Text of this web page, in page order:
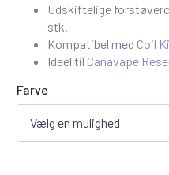
Udskiftelige
stk.
Kompatibel med Coil
Ideel til Canavape
Farve